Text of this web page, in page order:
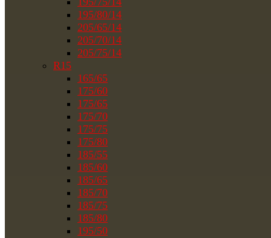
195/80/14
205/65/14
205/70/14
205/75/14
R15
165/65
175/60
175/65
175/70
175/75
175/80
185/55
185/60
185/65
185/70
185/75
185/80
195/50